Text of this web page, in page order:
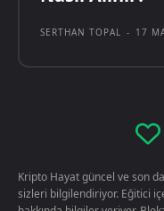
SERTHAN TOPAL - 17
Kripto Hayat güncel ve son
sizleri bilgilendiriyor. Eğitici